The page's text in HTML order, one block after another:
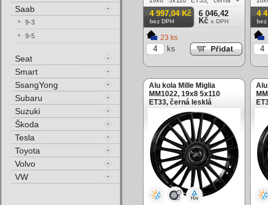
leštění
4 997,04 Kč
bez DPH
6 046,42
Kč s DPH
23 ks
ks
4
bez
Alu kola Mille Miglia
MM1022, 19x8 5x110
ET33, černá lesklá
Saab
9-3
9-5
Seat
Smart
SsangYong
Subaru
Suzuki
Škoda
Tesla
Toyota
Volvo
VW